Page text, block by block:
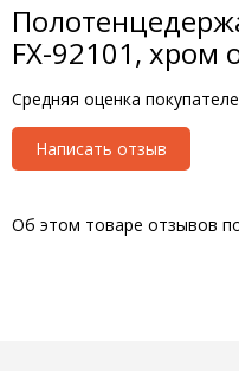
FX-92101, хром
Средняя оценка
Написать отзыв
Об этом товаре отзывов